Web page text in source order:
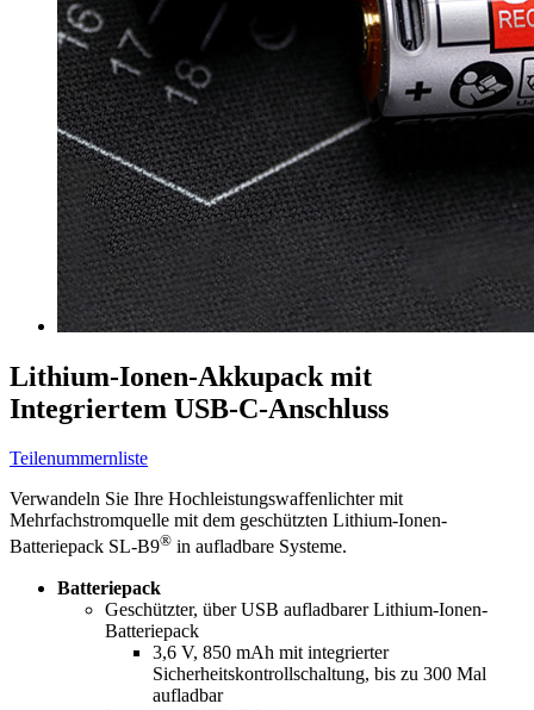
Lithium-Ionen-Akkupack mit
Integriertem USB-C-Anschluss
Teilenummernliste
Verwandeln Sie Ihre Hochleistungswaffenlichter mit
Mehrfachstromquelle mit dem geschützten Lithium-Ionen-
Batteriepack SL-B9® in aufladbare Systeme.
Batteriepack
Geschützter, über USB aufladbarer Lithium-Ionen-
Batteriepack
3,6 V, 850 mAh mit integrierter
Sicherheitskontrollschaltung, bis zu 300 Mal
aufladbar